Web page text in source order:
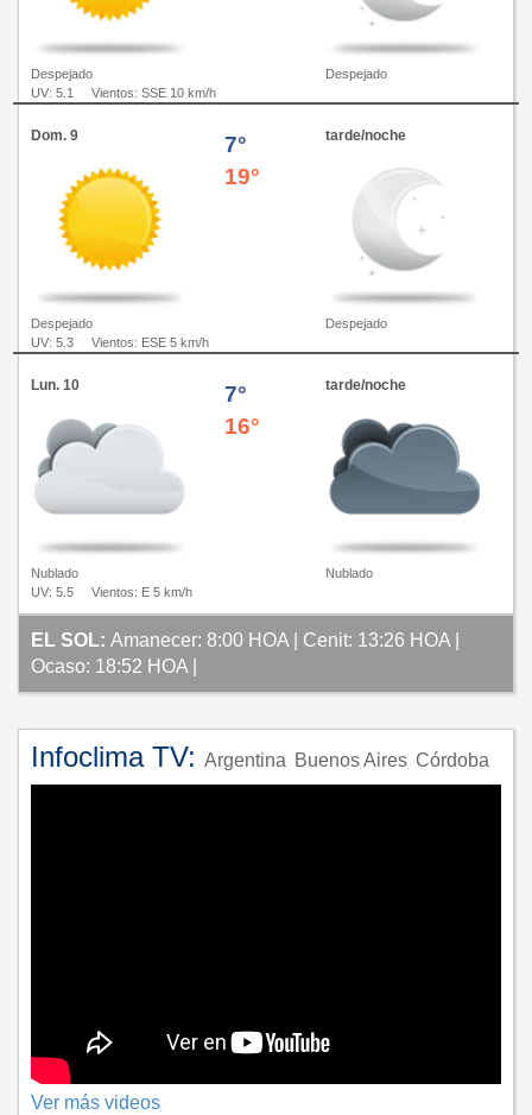
Despejado
Despejado
UV: 5.1
Vientos: SSE 10 km/h
Dom. 9
Despejado
7°
19°
tarde/noche
Despejado
UV: 5.3
Vientos: ESE 5 km/h
Lun. 10
Nublado
7°
16°
tarde/noche
Nublado
UV: 5.5
Vientos: E 5 km/h
EL SOL: Amanecer: 8:00 HOA | Cenit: 13:26 HOA |
Ocaso: 18:52 HOA |
Infoclima TV: Argentina Buenos Aires Córdoba
Ver más videos